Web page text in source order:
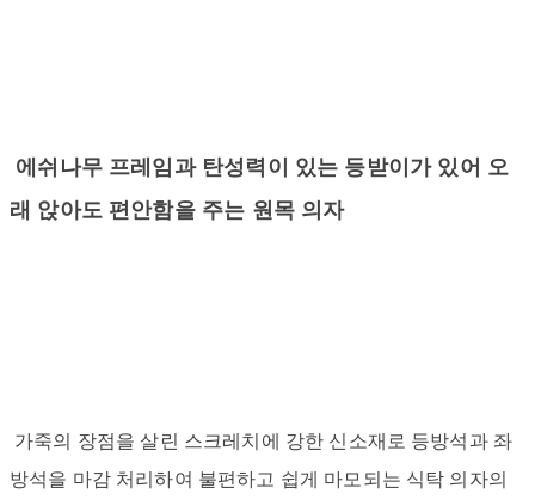
에쉬나무 프레임과 탄성력이 있는 등받이가 있어 오
래 앉아도 편안함을 주는 원목 의자
가죽의 장점을 살린 스크레치에 강한 신소재로 등방석과 좌
방석을 마감 처리하여 불편하고 쉽게 마모되는 식탁 의자의